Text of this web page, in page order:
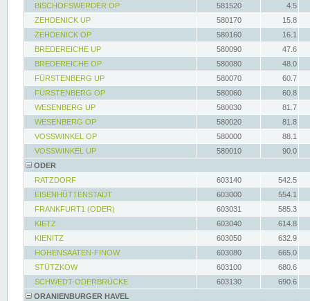
BISCHOFSWERDER OP
581520
4.5
ZEHDENICK UP
580170
15.8
ZEHDENICK OP
580160
16.1
BREDEREICHE UP
580090
47.6
BREDEREICHE OP
580080
48.0
FÜRSTENBERG UP
580070
60.7
FÜRSTENBERG OP
580060
60.8
WESENBERG UP
580030
81.7
WESENBERG OP
580020
81.8
VOSSWINKEL OP
580000
88.1
VOSSWINKEL UP
580010
90.0
ODER
RATZDORF
603140
542.5
EISENHÜTTENSTADT
603000
554.1
FRANKFURT1 (ODER)
603031
585.3
KIETZ
603040
614.8
KIENITZ
603050
632.9
HOHENSAATEN-FINOW
603080
665.0
STÜTZKOW
603100
680.6
SCHWEDT-ODERBRÜCKE
603130
690.6
ORANIENBURGER HAVEL